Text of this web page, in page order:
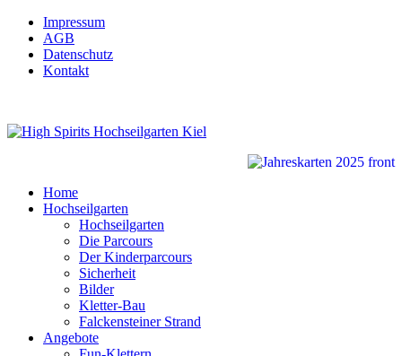
Impressum
AGB
Datenschutz
Kontakt
Home
Hochseilgarten
Hochseilgarten
Die Parcours
Der Kinderparcours
Sicherheit
Bilder
Kletter-Bau
Falckensteiner Strand
Angebote